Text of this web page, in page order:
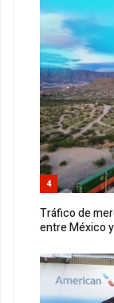
4
Tráfico de
entre México